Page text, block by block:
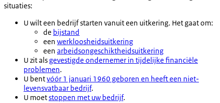
situaties:
U wilt een bedrijf starten vanuit een uitkering. Het gaat om:
de bijstand
een werkloosheidsuitkering
een arbeidsongeschiktheidsuitkering
U zit alsgevestigde ondernemer in tijdelijke financiële
problemen.
U bentvóór 1 januari 1960 geboren en heeft een niet-
levensvatbaar bedrijf.
U moetstoppen met uw bedrijf.